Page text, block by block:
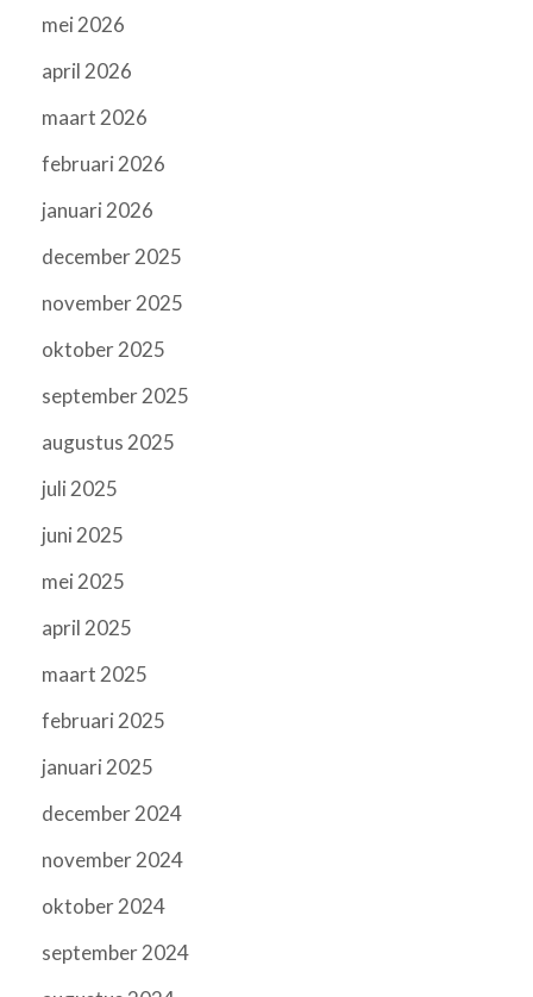
mei 2026
april 2026
maart 2026
februari 2026
januari 2026
december 2025
november 2025
oktober 2025
september 2025
augustus 2025
juli 2025
juni 2025
mei 2025
april 2025
maart 2025
februari 2025
januari 2025
december 2024
november 2024
oktober 2024
september 2024